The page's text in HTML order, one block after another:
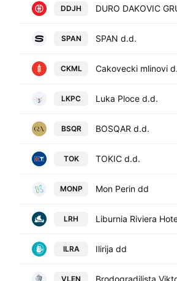
DDJH DURO DAKOVIC
SPAN SPAN d.d.
CKML Cakovecki mlinovi
LKPC Luka Ploce d.d.
BSQR BOSQAR d.d.
TOK TOKIC d.d.
MONP Mon Perin dd
LRH
ILRA Ilirija dd
VLEN